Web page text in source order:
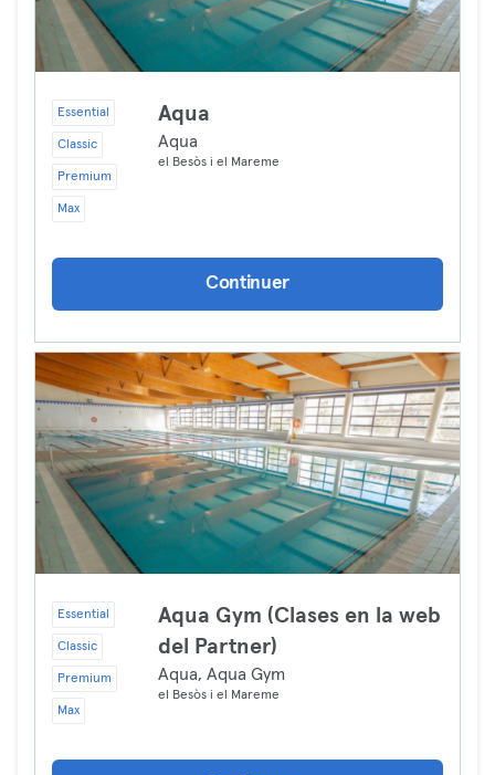
Essential
Classic
Premium
Max
Aqua
Aqua
el Besòs i el Mareme
Continuer
Essential
Classic
Premium
Max
Aqua Gym (Clases en la web
del Partner)
Aqua, Aqua Gym
el Besòs i el Mareme